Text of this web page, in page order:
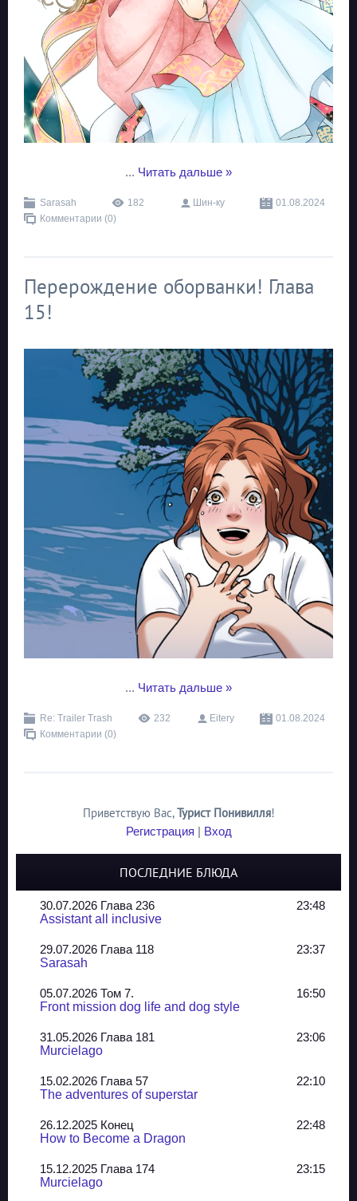
... Читать дальше »
Sarasah 182 Шин-ку
01.08.2024
Комментарии (0)
Перерождение оборванки! Глава
15!
... Читать дальше »
Re: Trailer Trash 232 Eitery
01.08.2024
Комментарии (0)
Приветствую Вас,Турист Понивилля!
Регистрация | Вход
ПОСЛЕДНИЕ БЛЮДА
30.07.2026 Глава 236
23:48
Assistant all inclusive
29.07.2026 Глава 118
23:37
Sarasah
05.07.2026 Том 7.
16:50
Front mission dog life and dog style
31.05.2026 Глава 181
23:06
Murcielago
15.02.2026 Глава 57
22:10
The adventures of superstar
26.12.2025 Конец
22:48
How to Become a Dragon
15.12.2025 Глава 174
23:15
Murcielago